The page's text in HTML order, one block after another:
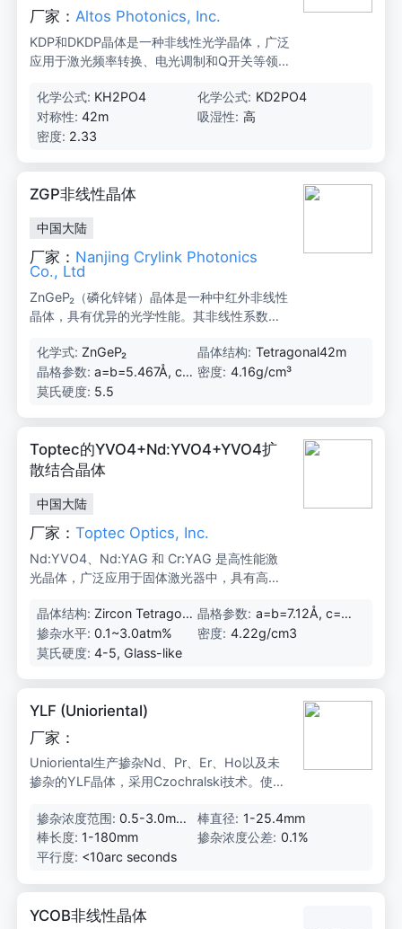
厂家：Altos Photonics, Inc.
KDP和DKDP晶体是一种非线性光学晶体，广泛
应用于激光频率转换、电光调制和Q开关等领
于高功率激光系统。
化学公式: KH2PO4 化学公式: KD2PO4
对称性: 42m 吸湿性: 高
密度: 2.33
ZGP非线性晶体
中国大陆
厂家： Nanjing Crylink Photonics
Co., Ltd
ZnGeP₂（磷化锌锗）晶体是一种中红外非线性
晶体，具有优异的光学性能。其非线性系数约
2 μm范围内具有良好的光学透明性，并且相对
较高的激光损伤阈值，非常适合用于生产近红
外可调谐激光器。ZGP是一种非常有前景的中
化学式: ZnGeP₂ 晶体结构: Tetragonal42m
晶格参数: a=b=5.467Å, c=
12.736Å
密度: 4.16g/cm³
莫氏硬度: 5.5
Toptec的YVO4+Nd:YVO4+YVO4扩
散结合晶体
中国大陆
厂家：Toptec Optics, Inc.
Nd:YVO4、Nd:YAG 和 Cr:YAG 是高性能激
光晶体，广泛应用于固体激光器中，具有高效
晶体结构: Zircon Tetragon
al, Space Group
晶格参数: a=b=7.12Å, c=6.
29Å
掺杂水平: 0.1~3.0atm% 密度: 4.22g/cm3
莫氏硬度: 4-5, Glass-like
YLF (Unioriental)
厂家：
Unioriental生产掺杂Nd、Pr、Er、Ho以及未
掺杂的YLF晶体，采用Czochralski技术。使用
谱和干涉测量精确测量体损耗，确保每个晶体
都能满足客户的规格要求。
掺杂浓度范围: 0.5-3.0mo
l%
棒直径: 1-25.4mm
棒长度: 1-180mm 掺杂浓度公差: 0.1%
平行度: <10arc seconds
YCOB非线性晶体